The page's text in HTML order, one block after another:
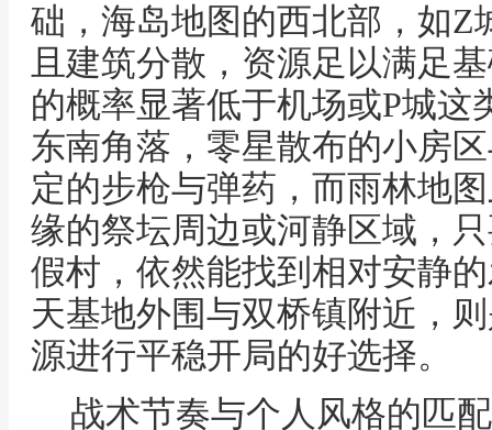
础，海岛地图的西北部，如Z
且建筑分散，资源足以满足
的概率显著低于机场或P城这
东南角落，零星散布的小房
定的步枪与弹药，而雨林地
缘的祭坛周边或河静区域，
假村，依然能找到相对安静
天基地外围与双桥镇附近，
源进行平稳开局的好选择。
战术节奏与个人风格的匹配